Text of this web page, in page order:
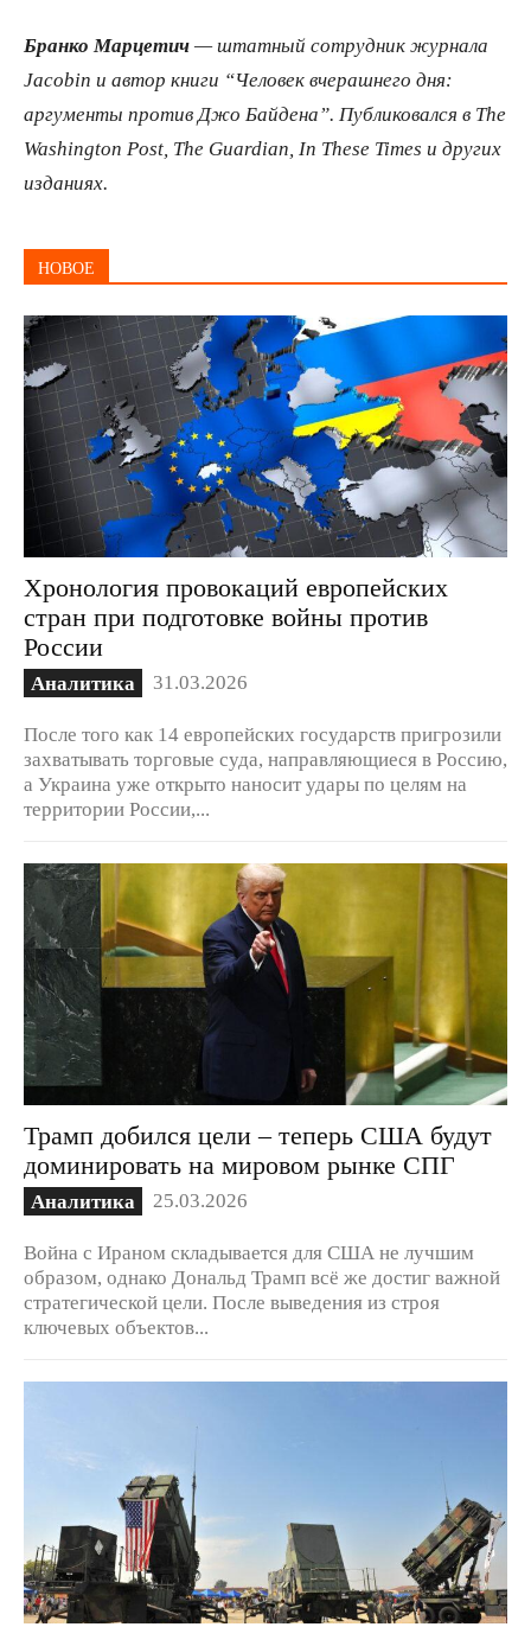
Бранко Марцетич — штатный сотрудник журнала
Jacobin и автор книги “Человек вчерашнего дня:
аргументы против Джо Байдена”. Публиковался в The
Washington Post, The Guardian, In These Times и других
изданиях.
НОВОЕ
Хронология провокаций европейских
стран при подготовке войны против
России
Аналитика 31.03.2026
После того как 14 европейских государств пригрозили
захватывать торговые суда, направляющиеся в Россию,
а Украина уже открыто наносит удары по целям на
территории России,...
Трамп добился цели – теперь США будут
доминировать на мировом рынке СПГ
Аналитика 25.03.2026
Война с Ираном складывается для США не лучшим
образом, однако Дональд Трамп всё же достиг важной
стратегической цели. После выведения из строя
ключевых объектов...